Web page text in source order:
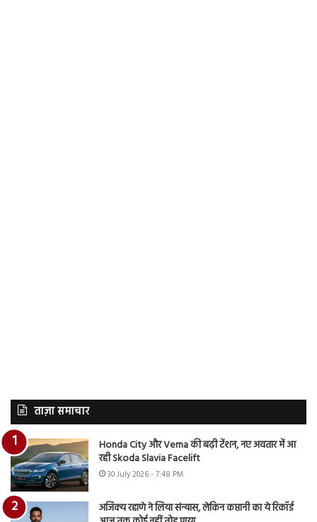
ताज़ा समाचार
Honda City और Verna की बढ़ी टेंशन, नए अवतार में आ
रही Skoda Slavia Facelift
30 July 2026 - 7:48 PM
अजिंक्य रहाणे ने लिया संन्यास, लेकिन कप्तानी का ये रिकॉर्ड